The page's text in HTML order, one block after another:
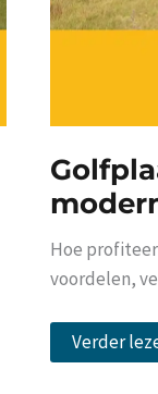
Hoe
voordelen,
Golfplaat:
klassieke
Verder